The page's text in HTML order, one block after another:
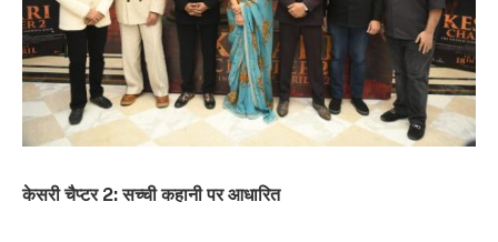
केसरी चैप्टर 2: सच्ची कहानी पर आधारित